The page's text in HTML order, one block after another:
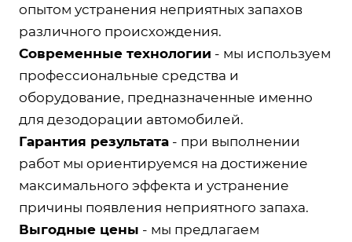
опытом устранения неприятных запахов
различного происхождения.
Современные технологии - мы используем
профессиональные средства и
оборудование, предназначенные именно
для дезодорации автомобилей.
Гарантия результата - при выполнении
работ мы ориентируемся на достижение
максимального эффекта и устранение
причины появления неприятного запаха.
Выгодные цены - мы предлагаем